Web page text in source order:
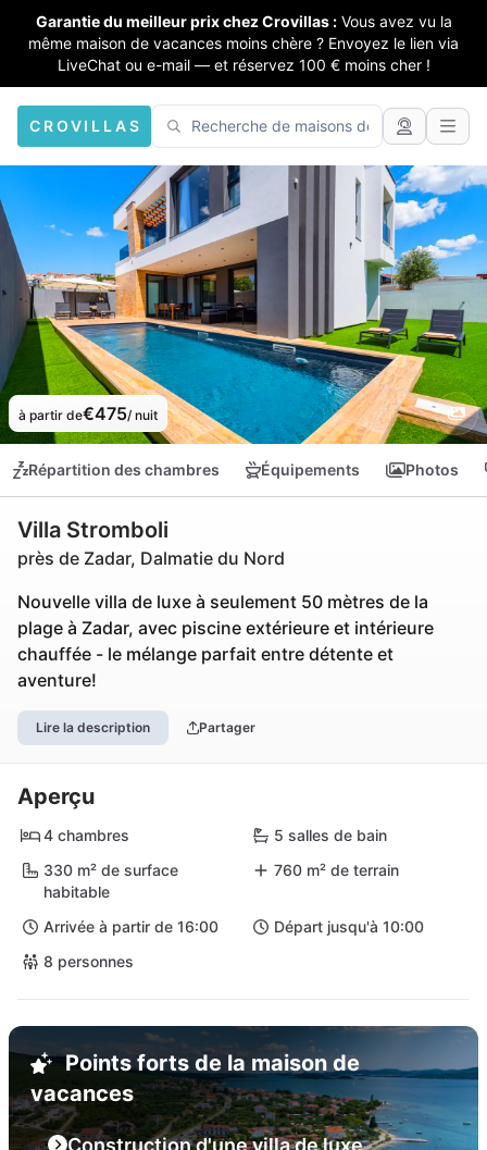
Garantie du meilleur prix chez Crovillas : Vous avez vu la
même maison de vacances moins chère ? Envoyez le lien via
LiveChat ou e-mail — et réservez 100 € moins cher !
CROVILLAS
à partir de€475/ nuit
Répartition des chambres Équipements Photos
Villa Stromboli
près de Zadar, Dalmatie du Nord
Nouvelle villa de luxe à seulement 50 mètres de la
plage à Zadar, avec piscine extérieure et intérieure
chauffée - le mélange parfait entre détente et
aventure!
Lire la description Partager
Aperçu
4 chambres
5 salles de bain
330 m² de surface
habitable
760 m² de terrain
Arrivée à partir de 16:00
Départ jusqu'à 10:00
8 personnes
Points forts de la maison de
vacances
Construction d'une villa de luxe